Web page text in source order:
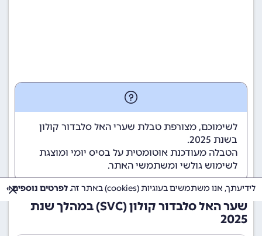
לשימוכם, מצורפת טבלת שערי האל סלבדור קולון
בשנת 2025.
הטבלה מעודכנת אוטומטית על בסיס יומי ומוצגת
לשימוש גולשי ומשתמשי האתר.
שער האל סלבדור קולון (SVC) במהלך שנת
2025
לידיעתך, אנו משתמשים בעוגיות (cookies) באתר זה. לפרטים נוספים »